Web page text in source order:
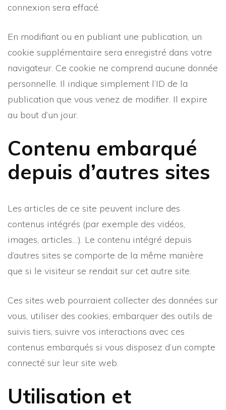
connexion sera effacé.
En modifiant ou en publiant une publication, un
cookie supplémentaire sera enregistré dans votre
navigateur. Ce cookie ne comprend aucune donnée
personnelle. Il indique simplement l’ID de la
publication que vous venez de modifier. Il expire
au bout d’un jour.
Contenu embarqué
depuis d’autres sites
Les articles de ce site peuvent inclure des
contenus intégrés (par exemple des vidéos,
images, articles…). Le contenu intégré depuis
d’autres sites se comporte de la même manière
que si le visiteur se rendait sur cet autre site.
Ces sites web pourraient collecter des données sur
vous, utiliser des cookies, embarquer des outils de
suivis tiers, suivre vos interactions avec ces
contenus embarqués si vous disposez d’un compte
connecté sur leur site web.
Utilisation et